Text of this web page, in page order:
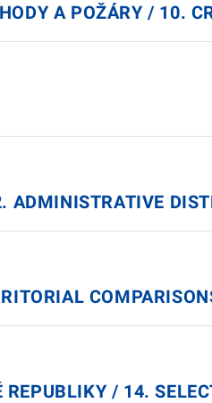
A POŽÁRY / 10.
ADMINISTRATIVE
/ 14.